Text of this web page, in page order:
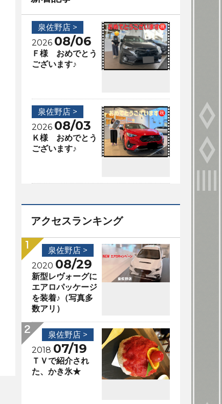
泉佐野店 >
2026 08/06
Ｆ様 おめでとう
ございます♪
泉佐野店 >
2026 08/03
Ｋ様 おめでとう
ございます♪
アクセスランキング
泉佐野店 >
2020 08/29
新型レヴォーグに
エアロパッケージ
を装着♪（写真多
数アリ）
泉佐野店 >
2018 07/19
ＴＶで紹介され
た、かき氷★